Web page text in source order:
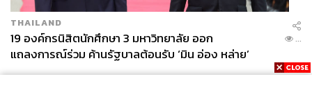
THAILAND
19 องค์กรนิสิตนักศึกษา 3 มหาวิทยาลัย ออก
แถลงการณ์ร่วม ค้านรัฐบาลต้อนรับ ‘มิน อ่อง หล่าย’
...